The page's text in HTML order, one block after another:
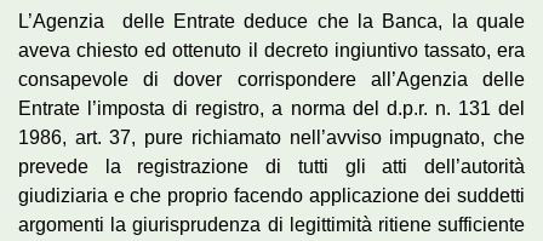
L’Agenzia delle Entrate deduce che la Banca, la quale
aveva chiesto ed ottenuto il decreto ingiuntivo tassato, era
consapevole di dover corrispondere all’Agenzia delle
Entrate l’imposta di registro, a norma del d.p.r. n. 131 del
1986, art. 37, pure richiamato nell’avviso impugnato, che
prevede la registrazione di tutti gli atti dell’autorità
giudiziaria e che proprio facendo applicazione dei suddetti
argomenti la giurisprudenza di legittimità ritiene sufficiente